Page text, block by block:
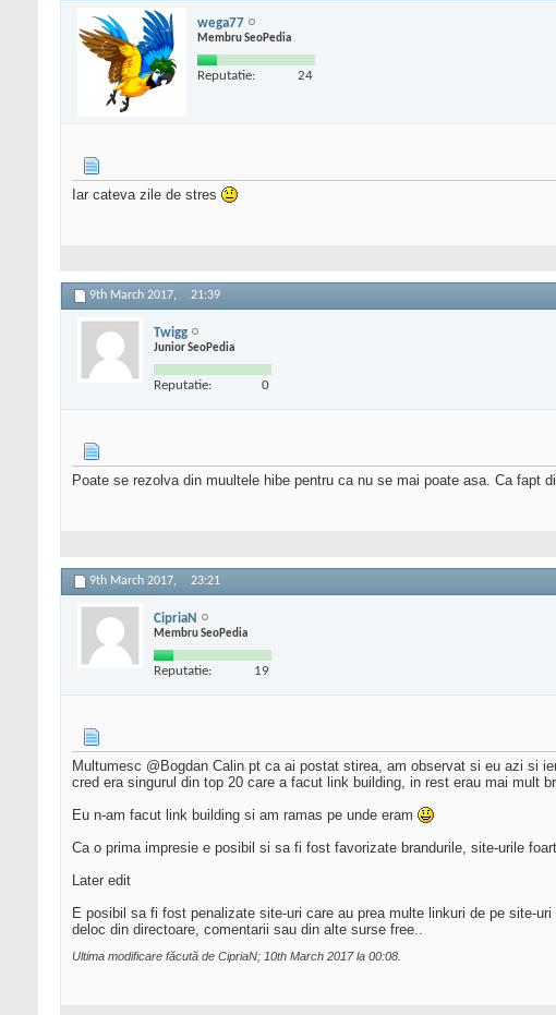
wega77
Membru SeoPedia
Reputatie: 24
Iar cateva zile de stres
9th March 2017, 21:39
Twigg
Junior SeoPedia
Reputatie: 0
Poate se rezolva din muultele hibe pentru ca nu se mai poate asa. Ca
9th March 2017, 23:21
CipriaN
Membru SeoPedia
Reputatie: 19
Multumesc @Bogdan Calin pt ca ai postat stirea, am observat si eu azi si
cred era singurul din top 20 care a facut link building, in rest erau mai mult
Eu n-am facut link building si am ramas pe unde eram
Ca o prima impresie e posibil si sa fi fost favorizate brandurile, site-urile
Later edit
E posibil sa fi fost penalizate site-uri care au prea multe linkuri de pe site-
deloc din directoare, comentarii sau din alte surse free..
Ultima modificare făcută de CipriaN; 10th March 2017 la 00:08